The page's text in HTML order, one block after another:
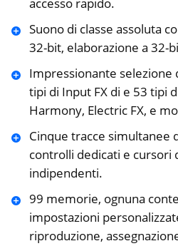
Suono di classe assoluta
32-bit, elaborazione a 32-
Impressionante
tipi di Input FX di e 53 tipi
Harmony, Electric FX, e
Cinque tracce simultanee
controlli dedicati e cursori
indipendenti.
99 memorie, ognuna
impostazioni
riproduzione,